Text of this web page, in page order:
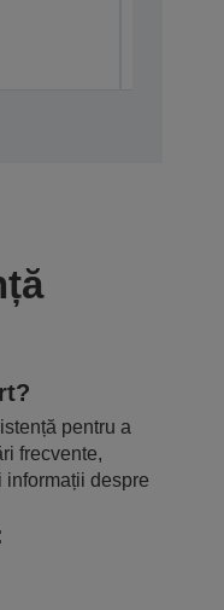
pentru a
frecvente,
informații despre